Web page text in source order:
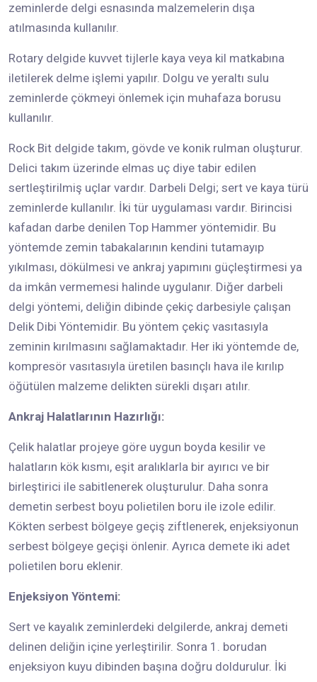
zeminlerde delgi esnasında malzemelerin dışa
atılmasında kullanılır.
Rotary delgide kuvvet tijlerle kaya veya kil matkabına
iletilerek delme işlemi yapılır. Dolgu ve yeraltı sulu
zeminlerde çökmeyi önlemek için muhafaza borusu
kullanılır.
Rock Bit delgide takım, gövde ve konik rulman oluşturur.
Delici takım üzerinde elmas uç diye tabir edilen
sertleştirilmiş uçlar vardır. Darbeli Delgi; sert ve kaya türü
zeminlerde kullanılır. İki tür uygulaması vardır. Birincisi
kafadan darbe denilen Top Hammer yöntemidir. Bu
yöntemde zemin tabakalarının kendini tutamayıp
yıkılması, dökülmesi ve ankraj yapımını güçleştirmesi ya
da imkân vermemesi halinde uygulanır. Diğer darbeli
delgi yöntemi, deliğin dibinde çekiç darbesiyle çalışan
Delik Dibi Yöntemidir. Bu yöntem çekiç vasıtasıyla
zeminin kırılmasını sağlamaktadır. Her iki yöntemde de,
kompresör vasıtasıyla üretilen basınçlı hava ile kırılıp
öğütülen malzeme delikten sürekli dışarı atılır.
Ankraj Halatlarının Hazırlığı:
Çelik halatlar projeye göre uygun boyda kesilir ve
halatların kök kısmı, eşit aralıklarla bir ayırıcı ve bir
birleştirici ile sabitlenerek oluşturulur. Daha sonra
demetin serbest boyu polietilen boru ile izole edilir.
Kökten serbest bölgeye geçiş ziftlenerek, enjeksiyonun
serbest bölgeye geçişi önlenir. Ayrıca demete iki adet
polietilen boru eklenir.
Enjeksiyon Yöntemi:
Sert ve kayalık zeminlerdeki delgilerde, ankraj demeti
delinen deliğin içine yerleştirilir. Sonra 1. borudan
enjeksiyon kuyu dibinden başına doğru doldurulur. İki